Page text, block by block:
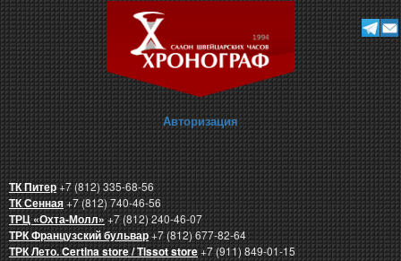
Авторизация
ТК Питер+7 (812) 335-68-56
ТК Сенная+7 (812) 740-46-56
ТРЦ «Охта-Молл»+7 (812) 240-46-07
ТРК Французский бульвар+7 (812) 677-82-64
ТРК Лето. Certina store / Tissot store+7 (911) 849-01-15